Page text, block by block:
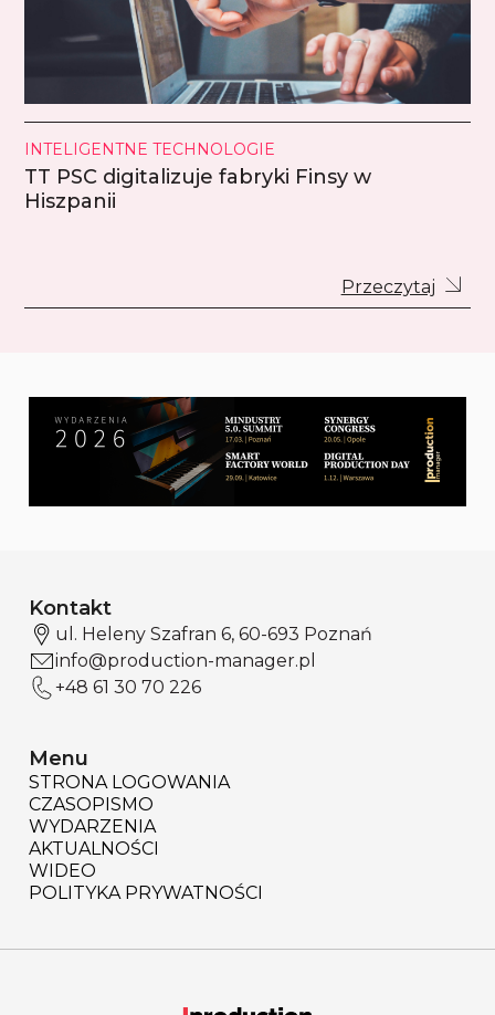
INTELIGENTNE TECHNOLOGIE
TT PSC digitalizuje fabryki Finsy w
Hiszpanii
Przeczytaj
Kontakt
ul. Heleny Szafran 6, 60-693 Poznań
info@production-manager.pl
+48 61 30 70 226
Menu
STRONA LOGOWANIA
CZASOPISMO
WYDARZENIA
AKTUALNOŚCI
WIDEO
POLITYKA PRYWATNOŚCI